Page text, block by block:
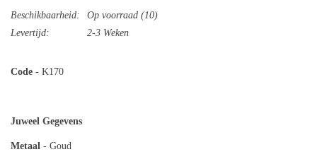
Beschikbaarheid: Op voorraad (10)
Levertijd:
2-3 Weken
Code - K170
Juweel Gegevens
Metaal - Goud